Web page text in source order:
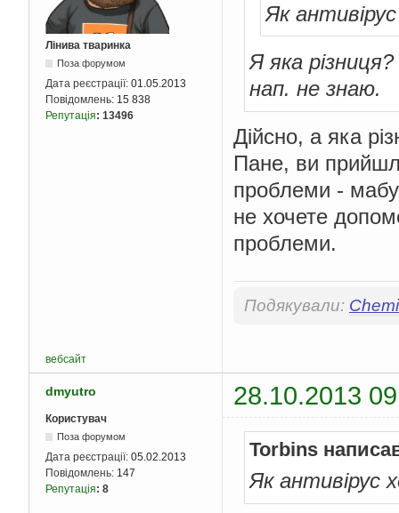
Лінива тваринка
Поза форумом
Дата реєстрації: 01.05.2013
Повідомлень: 15 838
Репутація: 13496
Як
Я яка
нап. не знаю.
Дійсно, а яка
Пане, ви
проблеми -
не хочете
проблеми.
Подякували:
вебсайт
dmyutro 28.10.2013
Користувач
Поза форумом
Дата реєстрації: 05.02.2013
Повідомлень: 147
Репутація: 8
Torbins
Як антивірус